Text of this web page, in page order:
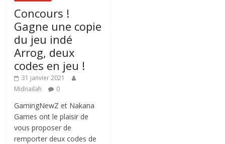
Concours !
Gagne une copie
du jeu indé
Arrog, deux
codes en jeu !
31 janvier 2021
Midnailah
0
GamingNewZ et Nakana
Games ont le plaisir de
vous proposer de
remporter deux codes de